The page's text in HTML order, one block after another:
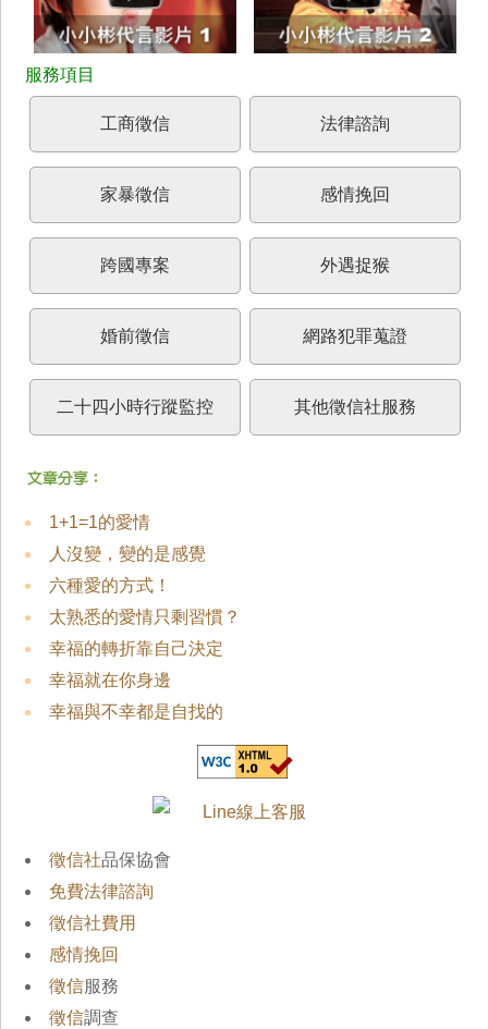
工商徵信 法律諮詢
家暴徵信 感情挽回
跨國專案 外遇捉猴
婚前徵信 網路犯罪蒐證
二十四小時行蹤監控 其他徵信社服務
1+1=1的愛情
人沒變，變的是感覺
六種愛的方式！
太熟悉的愛情只剩習慣？
幸福的轉折靠自己決定
幸福就在你身邊
幸福與不幸都是自找的
徵信社品保協會
免費法律諮詢
徵信社費用
感情挽回
徵信服務
徵信調查